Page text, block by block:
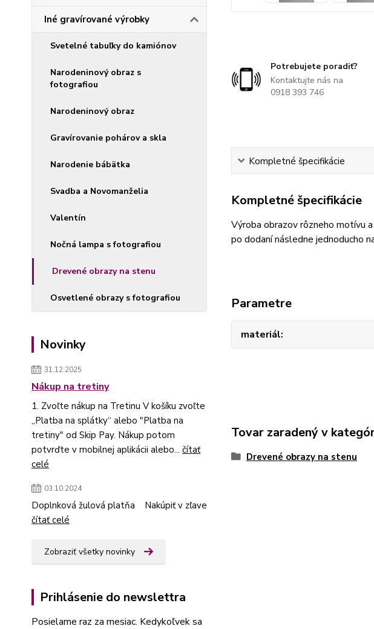
Iné gravírované výrobky
Svetelné tabuľky do kamiónov
Narodeninový obraz s
fotografiou
Narodeninový obraz
Gravírovanie pohárov a skla
Narodenie bábätka
Svadba a Novomanželia
Valentín
Nočná lampa s fotografiou
Drevené obrazy na stenu
Osvetlené obrazy s fotografiou
Novinky
31.12.2025
Nákup na tretiny
1. Zvoľte nákup na Tretinu V košíku zvoľte
„Platba na splátky“ alebo "Platba na
tretiny" od Skip Pay. Nákup potom
potvrďte v mobilnej aplikácii alebo... čítať
celé
03.10.2024
Doplnková žulová platňa Nakúpiť v zľave
čítať celé
Zobraziť všetky novinky
Prihlásenie do newslettra
Posielame raz za mesiac. Kedykoľvek sa
Potrebujete poradiť?
Kontaktujte nás na
0918 393 746
Kompletné špecifikácie
Kompletné špecifikácie
Výroba obrazov rôzneho motívu
po dodaní následne jednoducho
Parametre
materiál
Tovar zaradený v
Drevené obrazy na stenu